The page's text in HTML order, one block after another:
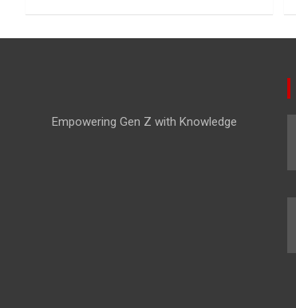
Empowering Gen Z with Knowledge